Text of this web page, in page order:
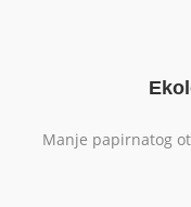
Manje papirnatog